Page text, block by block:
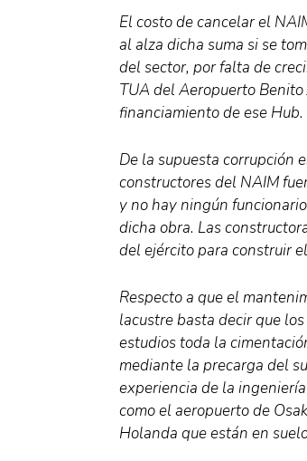
El costo de cancelar el
al alza dicha suma si se
del sector, por falta de
TUA del Aeropuerto Benito
financiamiento de ese Hub.
De la supuesta corrupción
constructores del NAIM
y no hay ningún
dicha obra. Las
del ejército para construir
Respecto a que el
lacustre basta decir que
estudios toda la
mediante la precarga del
experiencia de la
como el aeropuerto de
Holanda que están en